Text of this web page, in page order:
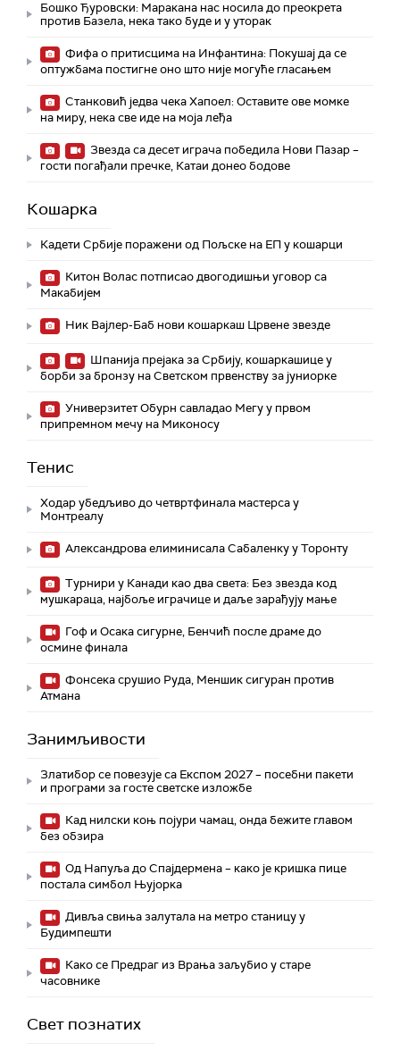
Бошко Ђуровски: Маракана нас носила до преокрета
против Базела, нека тако буде и у уторак
Фифа о притисцима на Инфантина: Покушај да се
оптужбама постигне оно што није могуће гласањем
Станковић једва чека Хапоел: Оставите ове момке
на миру, нека све иде на моја леђа
Звезда са десет играча победила Нови Пазар –
гости погађали пречке, Катаи донео бодове
Кошарка
Кадети Србије поражени од Пољске на ЕП у кошарци
Китон Волас потписао двогодишњи уговор са
Макабијем
Ник Вајлер-Баб нови кошаркаш Црвене звезде
Шпанија прејакa за Србију, кошаркашице у
борби за бронзу на Светском првенству за јуниорке
Универзитет Обурн савладао Мегу у првом
припремном мечу на Миконосу
Тенис
Ходар убедљиво до четвртфинала мастерса у
Монтреалу
Александрова елиминисала Сабаленку у Торонту
Турнири у Канади као два света: Без звезда код
мушкараца, најбоље играчице и даље зарађују мање
Гоф и Осака сигурне, Бенчић после драме до
осмине финала
Фонсека срушио Руда, Меншик сигуран против
Атмана
Занимљивости
Златибор се повезује са Експом 2027 – посебни пакети
и програми за госте светске изложбе
Кад нилски коњ појури чамац, онда бежите главом
без обзира
Од Напуља до Спајдермена – како је кришка пице
постала симбол Њујорка
Дивља свиња залутала на метро станицу у
Будимпешти
Како се Предраг из Врања заљубио у старе
часовнике
Свет познатих